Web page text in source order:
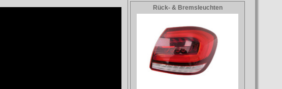
Rück- & Bremsleuchten